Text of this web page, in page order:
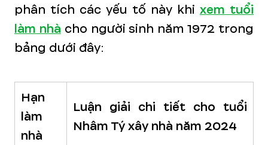
phân tích các yếu tố này khi xem tuổi
làm nhàcho người sinh năm 1972 trong
bảng dưới đây:
Hạn
làm
nhà
Luận giải chi tiết cho tuổi
Nhâm Tý xây nhà năm 2024